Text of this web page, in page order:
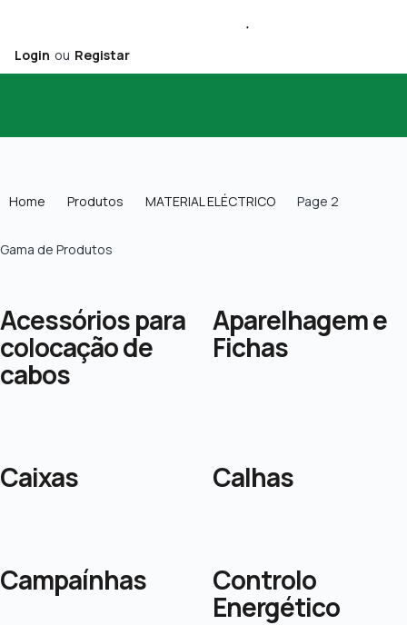
Login ou Registar
Home Produtos MATERIAL ELÉCTRICO Page 2
Gama de Produtos
Acessórios para
colocação de
cabos
Aparelhagem e
Fichas
Caixas Calhas
Campaínhas Controlo
Energético